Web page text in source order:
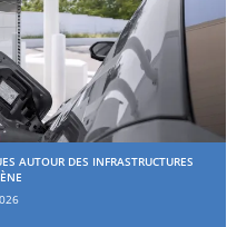
AUTOUR DES INFRASTRUCTURES